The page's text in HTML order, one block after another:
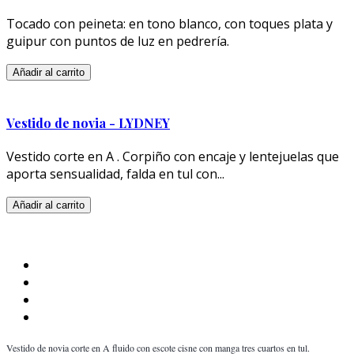
Tocado con peineta: en tono blanco, con toques plata y
guipur con puntos de luz en pedrería.
Añadir al carrito
Vestido de novia - LYDNEY
Vestido corte en A . Corpiño con encaje y lentejuelas que
aporta sensualidad, falda en tul con...
Añadir al carrito
Vestido de novia corte en A fluido con escote cisne con manga tres cuartos en tul.